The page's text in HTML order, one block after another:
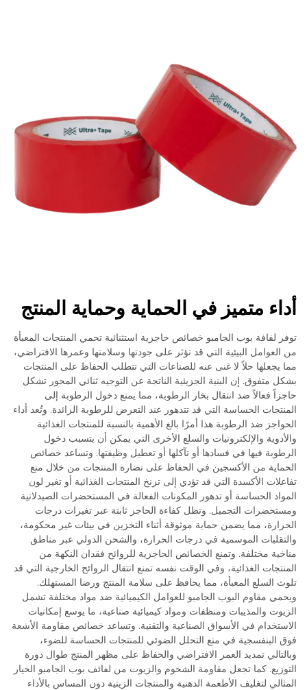
أداء متميز في الحماية وحماية المنتج
توفر لفافة بوب الجامبو خصائص حاجزية استثنائية تحمي المنتجات المعبأة
من العوامل البيئية التي قد تؤثر على جودتها وسلامتها وعمرها الافتراضي،
مما يجعلها حلاً لا غنى عنه للصناعات التي تتطلب الحفاظ على المنتجات
بشكل متفوق. إن البنية الجزيئية الناتجة عن التوجيه ثنائي المحور تشكل
حاجزاً فعالاً ضد انتقال بخار الرطوبة، مما يمنع دخول الرطوبة إلى
المنتجات الحساسة التي قد تتدهور عند التعرض للرطوبة الزائدة. وتُعد أداء
الحواجز ضد الرطوبة هذا أمرًا بالغ الأهمية بالنسبة للمنتجات الغذائية
والأدوية والإلكترونيات والسلع الأخرى التي يمكن أن يتسبب دخول
الرطوبة فيها في فسادها أو تآكلها أو تعطيل وظيفتها. وتساعد خصائص
الحماية من الأكسجين في الحفاظ على نضارة المنتجات من خلال منع
تفاعلات الأكسدة التي قد تؤدي إلى تزنخ المنتجات الغذائية أو تغير لون
المواد الحساسة أو تدهور المكونات الفعالة في المستحضرات الصيدلانية
ومستحضرات التجميل. وتظل كفاءة الحاجز ثابتة عبر تغيرات درجات
الحرارة، مما يضمن حماية موثوقة أثناء التخزين في بيئات غير محكومة،
والتقلبات الموسمية في درجات الحرارة، والشحن الدولي عبر مناطق
مناخية مختلفة. وتمنع الخصائص الحاجزية للروائح فقدان النكهة من
المنتجات الغذائية، وفي الوقت نفسه تمنع انتقال الروائح الخارجية التي قد
تلوث السلع المعبأة، مما يحافظ على سلامة المنتج ورضا المستهلك.
ويحمي مقاوم البوب الجامبو للعوامل الكيميائية ضد مواد مختلفة تشمل
الزيوت والمذيبات ومنظفات ومواد كيميائية صناعية، ما يوسع إمكانيات
الاستخدام في الأسواق الصناعية والتقنية. وتساعد خصائص مقاومة الأشعة
فوق البنفسجية في منع التحلل الضوئي للمنتجات الحساسة للضوء،
وبالتالي تمديد العمر الافتراضي والحفاظ على مظهر المنتج طوال دورة
التوزيع. كما تجعل مقاومة الشحوم والزيوت من لفائف بوب الجامبو الخيار
المثالي لتغليف الأطعمة الدهنية والمنتجات الزيتية دون المساس بالأداء